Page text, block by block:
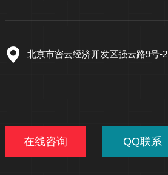
北京市密云经济开发区强云路9号-2
在线咨询 QQ联系